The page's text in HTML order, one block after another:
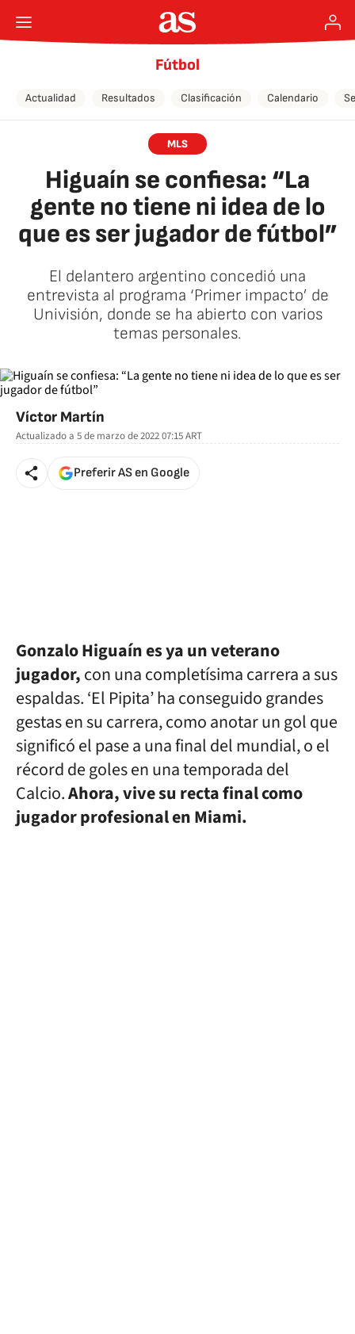
Fútbol
Actualidad Resultados Clasificación Calendario
MLS
Higuaín se confiesa: “La
gente no tiene ni idea de lo
que es ser jugador de fútbol”
El delantero argentino concedió una
entrevista al programa ‘Primer impacto’ de
Univisión, donde se ha abierto con varios
temas personales.
Víctor Martín
Actualizado a 5 de marzo de 2022 07:15ART
Preferir AS en Google
Gonzalo Higuaín es ya un veterano
jugador,con una completísima carrera a sus
espaldas. ‘El Pipita’ ha conseguido grandes
gestas en su carrera, como anotar un gol que
significó el pase a una final del mundial, o el
récord de goles en una temporada del
Calcio.Ahora, vive su recta final como
jugador profesional en Miami.